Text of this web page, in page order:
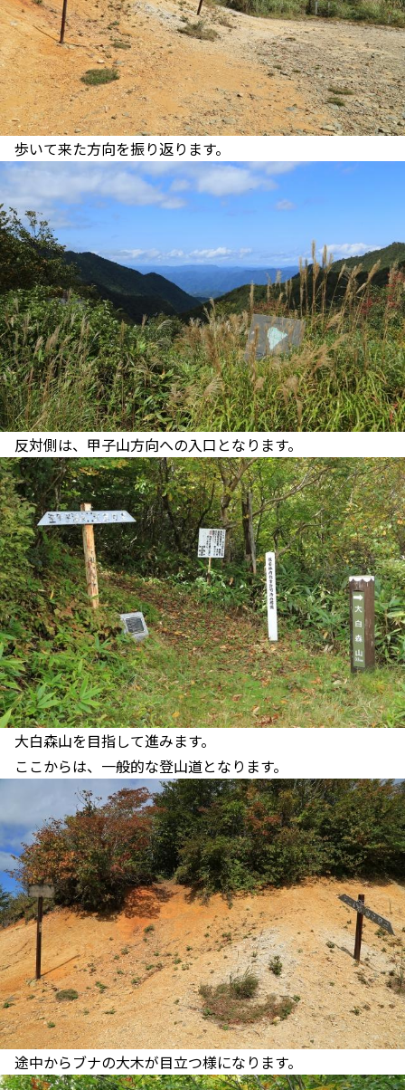
歩いて来た方向を振り返ります。
反対側は、甲子山方向への入口となります。
大白森山を目指して進みます。
ここからは、一般的な登山道となります。
途中からブナの大木が目立つ様になります。